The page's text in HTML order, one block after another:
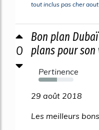
tout inclus pas cher
0
Bon plan
plans pour son
Pertinence
53%
29 août 2018
Les meilleurs